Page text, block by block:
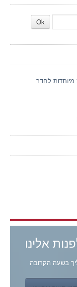
מיוחדות לחדר
אלינו
בשעה הקרובה